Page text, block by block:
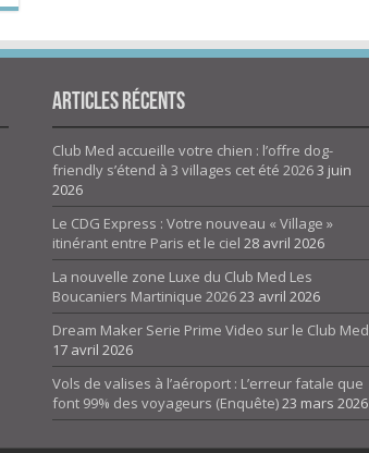
Articles Récents
Club Med accueille votre chien : l’offre dog-
friendly s’étend à 3 villages cet été 20263 juin
2026
Le CDG Express : Votre nouveau « Village »
itinérant entre Paris et le ciel 28 avril 2026
La nouvelle zone Luxe du Club Med Les
Boucaniers Martinique 202623 avril 2026
Dream Maker Serie Prime Video sur le Club Med
17 avril 2026
Vols de valises à l’aéroport : L’erreur fatale que
font 99% des voyageurs (Enquête)23 mars 2026